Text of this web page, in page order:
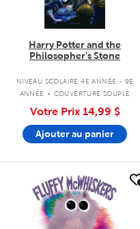
Harry Potter and the
Philosopher's Stone
NIVEAU SCOLAIRE 4E ANNÉE - 9E
ANNÉE . COUVERTURE SOUPLE
Votre Prix 14,99 $
Ajouter au panier
quick look